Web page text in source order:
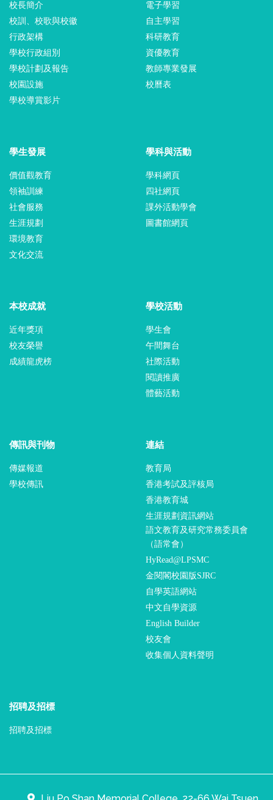
校長簡介
校訓、校歌與校徽
行政架構
學校行政組別
學校計劃及報告
校園設施
學校導賞影片
電子學習
自主學習
科研教育
資優教育
教師專業發展
校曆表
學生發展
價值觀教育
領袖訓練
社會服務
生涯規劃
環境教育
文化交流
學科與活動
學科網頁
四社網頁
課外活動學會
圖書館網頁
本校成就
近年獎項
校友榮譽
成績龍虎榜
學校活動
學生會
午間舞台
社際活動
閱讀推廣
體藝活動
傳訊與刊物
傳媒報道
學校傳訊
連結
教育局
香港考試及評核局
香港教育城
生涯規劃資訊網站
語文教育及研究常務委員會
（語常會）
HyRead@LPSMC
金閱閣校園版SJRC
自學英語網站
中文自學資源
English Builder
校友會
收集個人資料聲明
招聘及招標
招聘及招標